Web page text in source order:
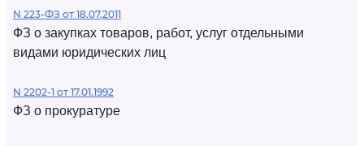
N 223-ФЗ от 18.07.2011
ФЗ о закупках товаров, работ, услуг отдельными
видами юридических лиц
N 2202-1 от 17.01.1992
ФЗ о прокуратуре